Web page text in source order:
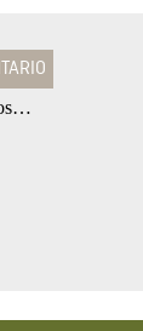
de 1 a 5